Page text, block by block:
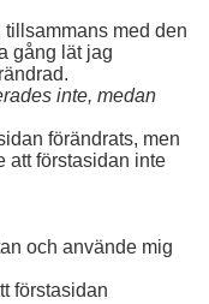
tillsammans med den
gång lät jag
inte, medan
förändrats, men
att förstasidan inte
och använde mig
förstasidan